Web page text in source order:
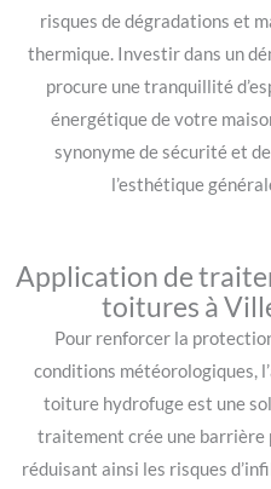
risques de dégradations et
thermique. Investir dans un
procure une tranquillité
énergétique de votre
synonyme de sécurité et
l’esthétique
Application de
toitures à
Pour renforcer la
conditions météorologiques,
toiture hydrofuge est une
traitement crée une barrière
réduisant ainsi les risques